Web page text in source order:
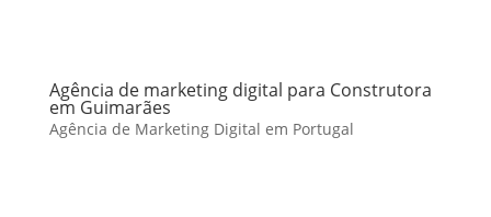
Agência de marketing digital para Construtora
em Guimarães
Agência de Marketing Digital em Portugal